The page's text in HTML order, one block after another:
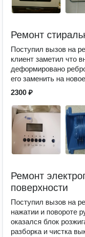
Ремонт
Поступил вызов на
клиент заметил что
деформировано
его заменить на
2300 ₽
Ремонт
поверхности
Поступил вызов на
нажатии и повороте
оказался блок
разборка и чистка